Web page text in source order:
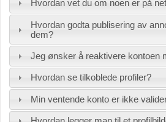
Hvordan vet du om noen er på
Hvordan godta publisering av
dem?
Jeg ønsker å reaktivere kontoen
Hvordan se tilkoblede profiler?
Min ventende konto er ikke